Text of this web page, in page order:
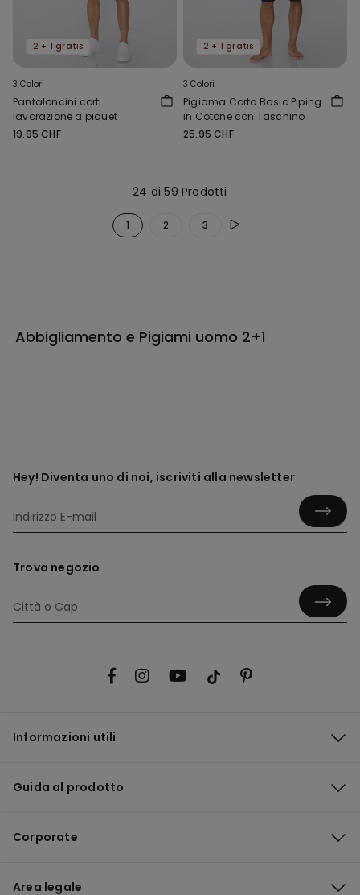
2 + 1 gratis
3 Colori
Pantaloncini corti
lavorazione a piquet
19.95 CHF
2 + 1 gratis
3 Colori
Pigiama Corto Basic Piping
in Cotone con Taschino
25.95 CHF
24 di 59 Prodotti
1 2 3
Abbigliamento e Pigiami uomo 2+1
Hey! Diventa uno di noi, iscriviti alla newsletter
Trova negozio
Informazioni utili
Guida al prodotto
Corporate
Area legale